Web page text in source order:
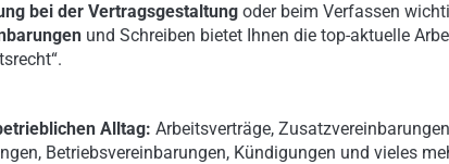
bei der Vertragsgestaltung oder beim Verfassen
und Schreiben bietet Ihnen die top-aktuelle
Alltag: Arbeitsverträge,
Betriebsvereinbarungen, Kündigungen und vieles